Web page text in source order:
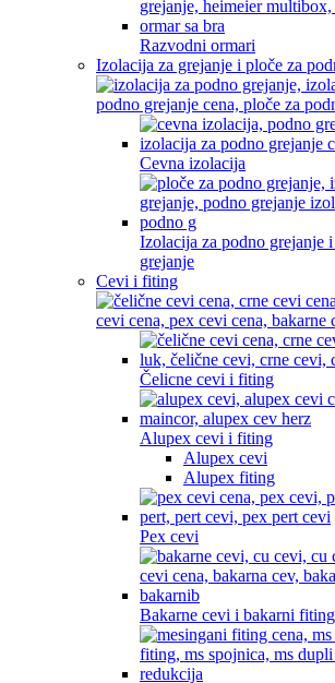
Razvodni ormari
Izolacija za grejanje i ploče za
Cevna izolacija
Izolacija za podno grejanje
grejanje
Cevi i fiting
Čelicne cevi i fiting
Alupex cevi i fiting
Alupex cevi
Alupex fiting
Pex cevi
Bakarne cevi i bakarni fiting